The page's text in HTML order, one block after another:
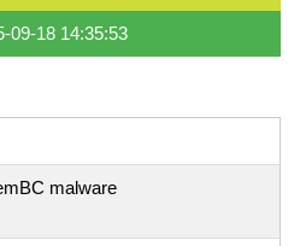
09-18 14:35:53
malware